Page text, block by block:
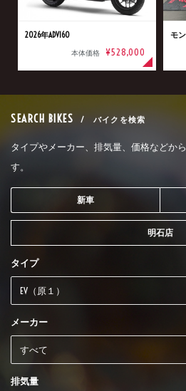
2026年ADV160
本体価格 ¥528,000
モン
SEARCH BIKES / バイクを検索
タイプやメーカー、排気量、価格などか
す。
新車
明石店
タイプ
メーカー
排気量